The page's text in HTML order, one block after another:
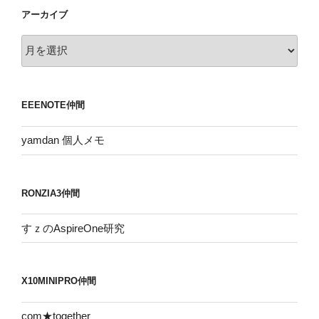
アーカイブ
ー
ブ
EEENOTE仲間
yamdan 個人メモ
RONZIA3仲間
すｚのAspireOne研究
X10MINIPRO仲間
com★together